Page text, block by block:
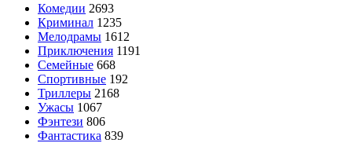
Комедии 2693
Криминал 1235
Мелодрамы 1612
Приключения 1191
Семейные 668
Спортивные 192
Триллеры 2168
Ужасы 1067
Фэнтези 806
Фантастика 839